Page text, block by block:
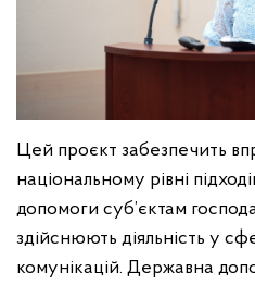
Цей проєкт забезпечить
національному рівні
допомоги суб’єктам
здійснюють діяльність у
комунікацій. Державна